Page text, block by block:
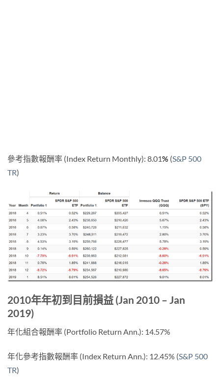
參考指數報酬率 (Index Return Monthly): 8.01% (S&P 500
TR)
2010年年初到目前損益 (Jan 2010 – Jan
2019)
年化組合報酬率 (Portfolio Return Ann.): 14.57%
年化參考指數報酬率 (Index Return Ann.): 12.45% (S&P 500
TR)